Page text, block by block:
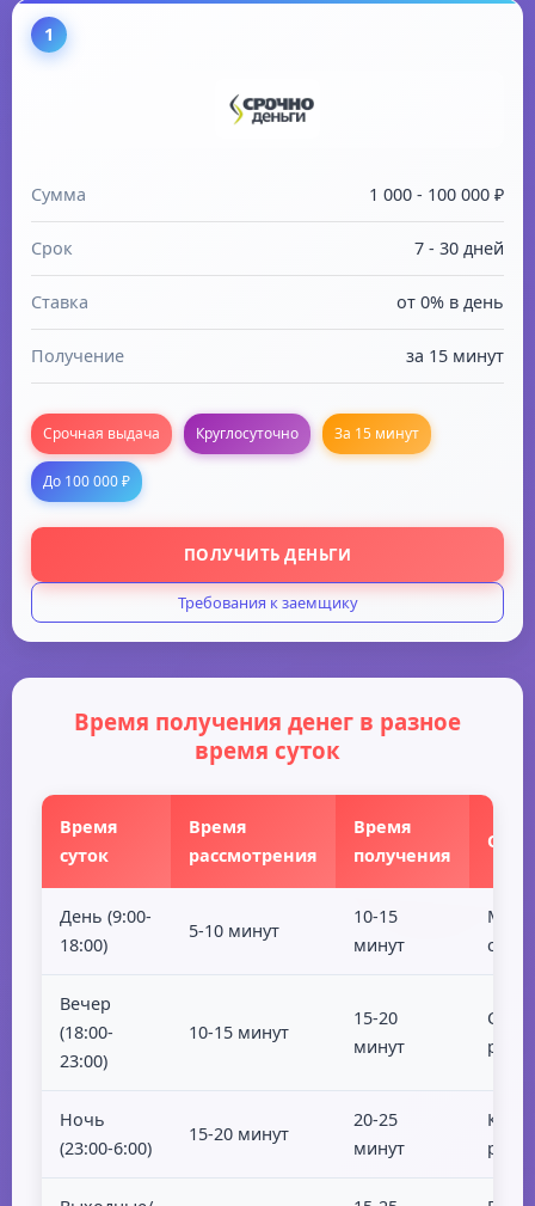
1
Сумма 1 000 - 100 000 ₽
Срок 7 - 30 дней
Ставка от 0% в день
Получение за 15 минут
Срочная выдача Круглосуточно За 15 минут
До 100 000 ₽
ПОЛУЧИТЬ ДЕНЬГИ
Требования к заемщику
Гражданство: РФ
Возраст: от 18 лет
Действующая банковская карта
Паспорт гражданина РФ
Круглосуточная выдача
Время получения денег в разное
время суток
Время
суток
Время
рассмотрения
Время
получения
День (9:00-
18:00)
5-10 минут
10-15
минут
Вечер
(18:00-
23:00)
10-15 минут
15-20
минут
Ночь
(23:00-6:00)
15-20 минут
20-25
минут